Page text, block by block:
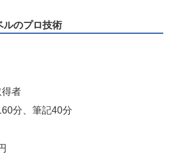
ルのプロ技術
者
分、筆記40分